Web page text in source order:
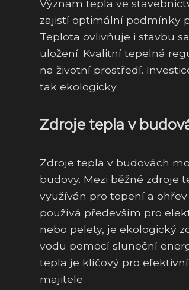
Význam tepla ve
zajistí optimální podmínky
Teplota ovlivňuje i stavbu
uložení. Kvalitní tepelná
na životní prostředí.
tak ekologicky.
Zdroje tepla v
Zdroje tepla v budovách
budovy. Mezi běžné zdroje
využíván pro topení a
používá především pro
nebo pelety, je ekologický
vodu pomocí sluneční
tepla je klíčový pro
majitele.